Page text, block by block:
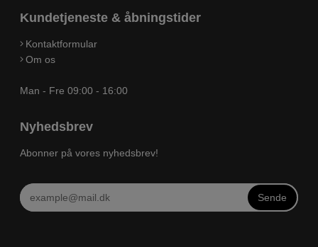
Kundetjeneste & åbningstider
Kontaktformular
Om os
Man - Fre 09:00 - 16:00
Nyhedsbrev
Abonner på vores nyhedsbrev!
Sende